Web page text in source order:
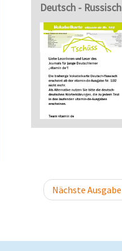
Deutsch - Russisch
Nächste Ausgabe